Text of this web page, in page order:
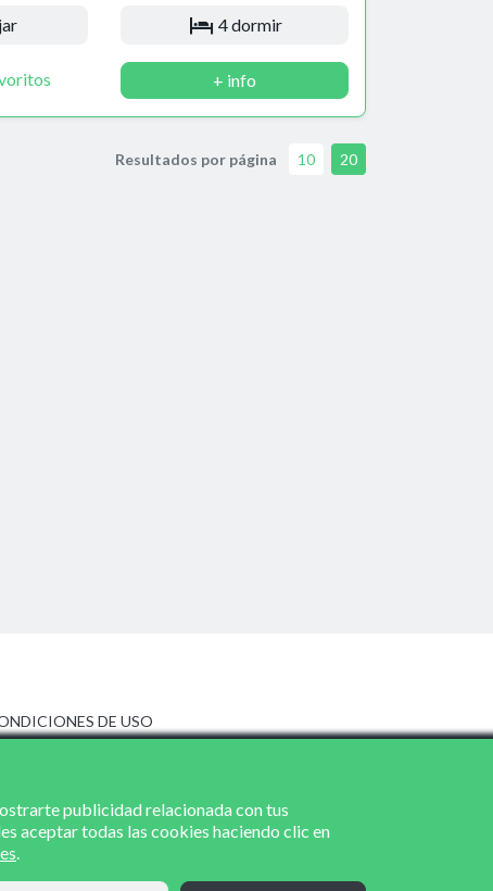
4 dormir
+ info
Resultados por página 10 20
DE USO
DE COOKIES
publicidad relacionada con tus
aceptar todas las cookies haciendo clic en
.